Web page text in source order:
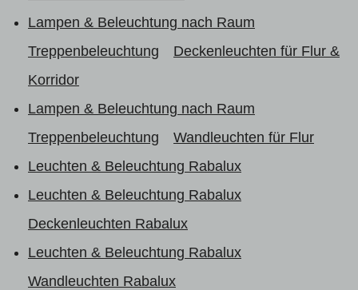
Lampen & Beleuchtung nach Raum
Treppenbeleuchtung
Deckenleuchten für Flur &
Korridor
Lampen & Beleuchtung nach Raum
Treppenbeleuchtung
Wandleuchten für Flur
Leuchten & Beleuchtung Rabalux
Leuchten & Beleuchtung Rabalux
Deckenleuchten Rabalux
Leuchten & Beleuchtung Rabalux
Wandleuchten Rabalux